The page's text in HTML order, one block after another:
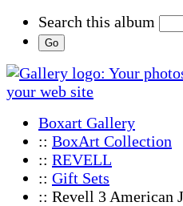
Search this album
Boxart Gallery
:: BoxArt Collection
:: REVELL
:: Gift Sets
:: Revell 3 American